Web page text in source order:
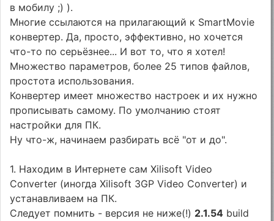
в мобилу ;) ).
Многие ссылаются на прилагающий к SmartMovie
конвертер. Да, просто, эффективно, но хочется
что-то по серьёзнее... И вот то, что я хотел!
Множество параметров, более 25 типов файлов,
простота использования.
Конвертер имеет множество настроек и их нужно
прописывать самому. По умолчанию стоят
настройки для ПК.
Ну что-ж, начинаем разбирать всё "от и до".
1. Находим в Интернете сам Xilisoft Video
Converter (иногда Xilisoft 3GP Video Converter) и
устанавливаем на ПК.
Следует помнить - версия не ниже(!) 2.1.54 build